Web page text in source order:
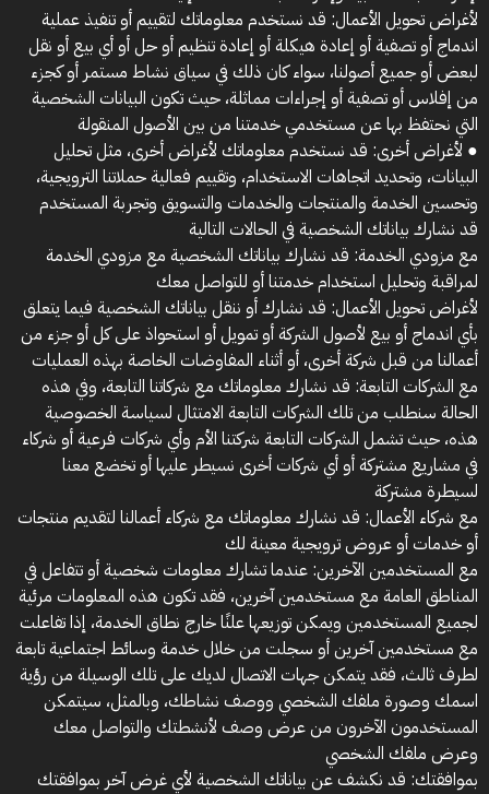
لأغراض تحويل الأعمال: قد نستخدم معلوماتك لتقييم أو تنفيذ عملية
اندماج أو تصفية أو إعادة هيكلة أو إعادة تنظيم أو حل أو أي بيع أو نقل
لبعض أو جميع أصولنا، سواء كان ذلك في سياق نشاط مستمر أو كجزء
من إفلاس أو تصفية أو إجراءات مماثلة، حيث تكون البيانات الشخصية
التي نحتفظ بها عن مستخدمي خدمتنا من بين الأصول المنقولة
● لأغراض أخرى: قد نستخدم معلوماتك لأغراض أخرى، مثل تحليل
البيانات، وتحديد اتجاهات الاستخدام، وتقييم فعالية حملاتنا الترويجية،
وتحسين الخدمة والمنتجات والخدمات والتسويق وتجربة المستخدم
قد نشارك بياناتك الشخصية في الحالات التالية
مع مزودي الخدمة: قد نشارك بياناتك الشخصية مع مزودي الخدمة
لمراقبة وتحليل استخدام خدمتنا أو للتواصل معك
لأغراض تحويل الأعمال: قد نشارك أو ننقل بياناتك الشخصية فيما يتعلق
بأي اندماج أو بيع لأصول الشركة أو تمويل أو استحواذ على كل أو جزء من
أعمالنا من قبل شركة أخرى، أو أثناء المفاوضات الخاصة بهذه العمليات
مع الشركات التابعة: قد نشارك معلوماتك مع شركاتنا التابعة، وفي هذه
الحالة سنطلب من تلك الشركات التابعة الامتثال لسياسة الخصوصية
هذه، حيث تشمل الشركات التابعة شركتنا الأم وأي شركات فرعية أو شركاء
في مشاريع مشتركة أو أي شركات أخرى نسيطر عليها أو تخضع معنا
لسيطرة مشتركة
مع شركاء الأعمال: قد نشارك معلوماتك مع شركاء أعمالنا لتقديم منتجات
أو خدمات أو عروض ترويجية معينة لك
مع المستخدمين الآخرين: عندما تشارك معلومات شخصية أو تتفاعل في
المناطق العامة مع مستخدمين آخرين، فقد تكون هذه المعلومات مرئية
لجميع المستخدمين ويمكن توزيعها علنًا خارج نطاق الخدمة، إذا تفاعلت
مع مستخدمين آخرين أو سجلت من خلال خدمة وسائط اجتماعية تابعة
لطرف ثالث، فقد يتمكن جهات الاتصال لديك على تلك الوسيلة من رؤية
اسمك وصورة ملفك الشخصي ووصف نشاطك، وبالمثل، سيتمكن
المستخدمون الآخرون من عرض وصف لأنشطتك والتواصل معك
وعرض ملفك الشخصي
بموافقتك: قد نكشف عن بياناتك الشخصية لأي غرض آخر بموافقتك